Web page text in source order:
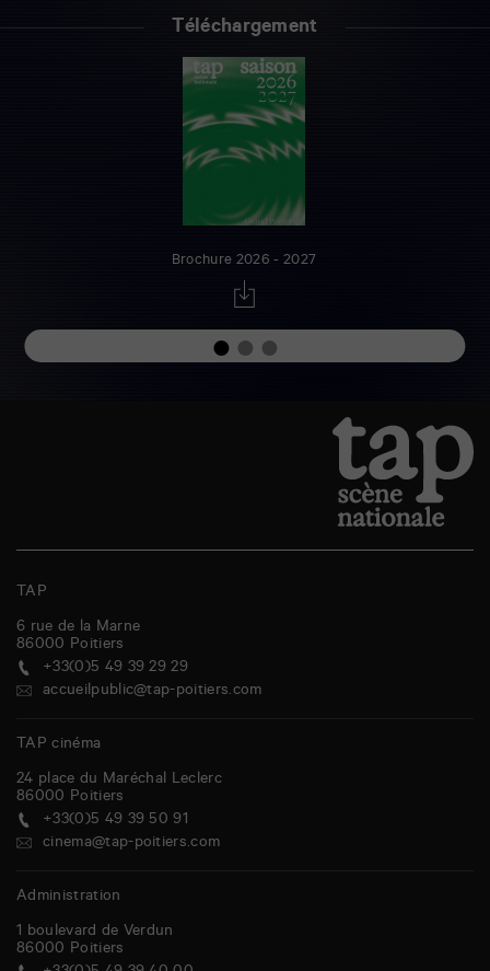
Téléchargement
Brochure 2026 - 2027
TAP
6 rue de la Marne
86000 Poitiers
+33(0)5 49 39 29 29
accueilpublic@tap-poitiers.com
TAP cinéma
24 place du Maréchal Leclerc
86000 Poitiers
+33(0)5 49 39 50 91
cinema@tap-poitiers.com
Administration
1 boulevard de Verdun
86000 Poitiers